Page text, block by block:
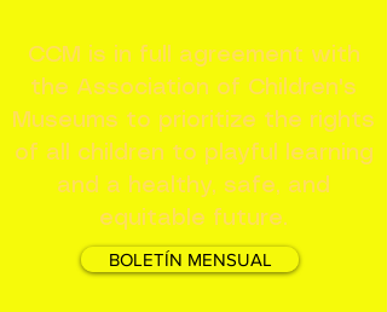
CCM is in full agreement with
the Association of Children's
Museums to prioritize the rights
of all children to playful learning
and a healthy, safe, and
equitable future.
BOLETÍN MENSUAL